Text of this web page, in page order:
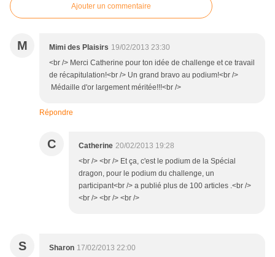
Ajouter un commentaire
M Mimi des Plaisirs 19/02/2013 23:30
<br /> Merci Catherine pour ton idée de challenge et ce travail
de récapitulation!<br /> Un grand bravo au podium!<br />
Médaille d'or largement méritée!!!<br />
Répondre
C Catherine 20/02/2013 19:28
<br /> <br /> Et ça, c'est le podium de la Spécial
dragon, pour le podium du challenge, un
participant<br /> a publié plus de 100 articles .<br />
<br /> <br /> <br />
S Sharon 17/02/2013 22:00